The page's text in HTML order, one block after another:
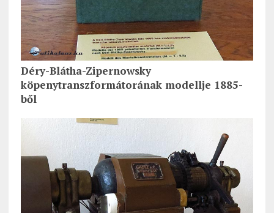
Déry-Blátha-Zipernowsky
köpenytranszformátorának modellje 1885-
ből